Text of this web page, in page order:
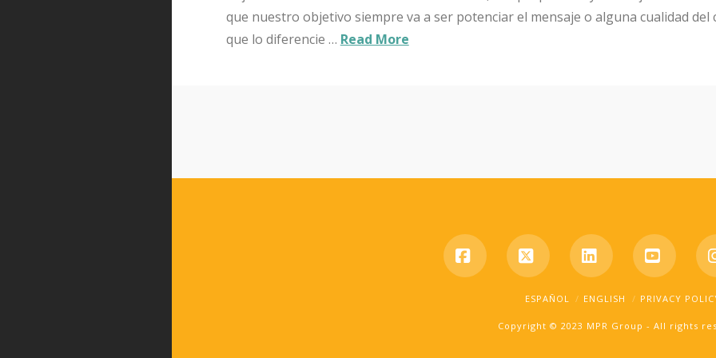
que nuestro objetivo siempre va a ser potenciar el mensaje o alguna cualidad del
que lo diferencie … Read More
Facebook
X LinkedIn
ESPAÑOL ENGLISH PRIVACY
Copyright © 2023 MPR Group - All rights